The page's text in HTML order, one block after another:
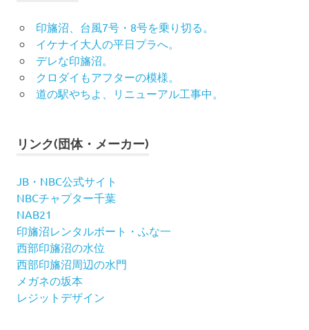
印旛沼、台風7号・8号を乗り切る。
イケナイ大人の平日プラへ。
デレな印旛沼。
クロダイもアフターの模様。
道の駅やちよ、リニューアル工事中。
リンク(団体・メーカー)
JB・NBC公式サイト
NBCチャプター千葉
NAB21
印旛沼レンタルボート・ふな一
西部印旛沼の水位
西部印旛沼周辺の水門
メガネの坂本
レジットデザイン